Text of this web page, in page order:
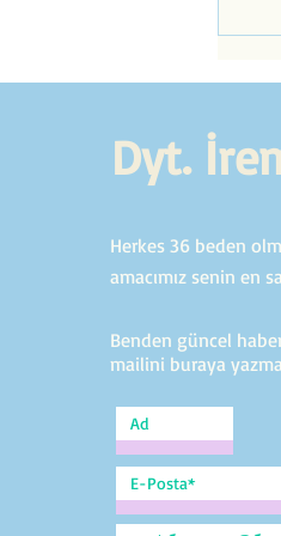
Dyt.
Herkes 36 beden
amacımız senin en
Benden güncel
mailini buraya